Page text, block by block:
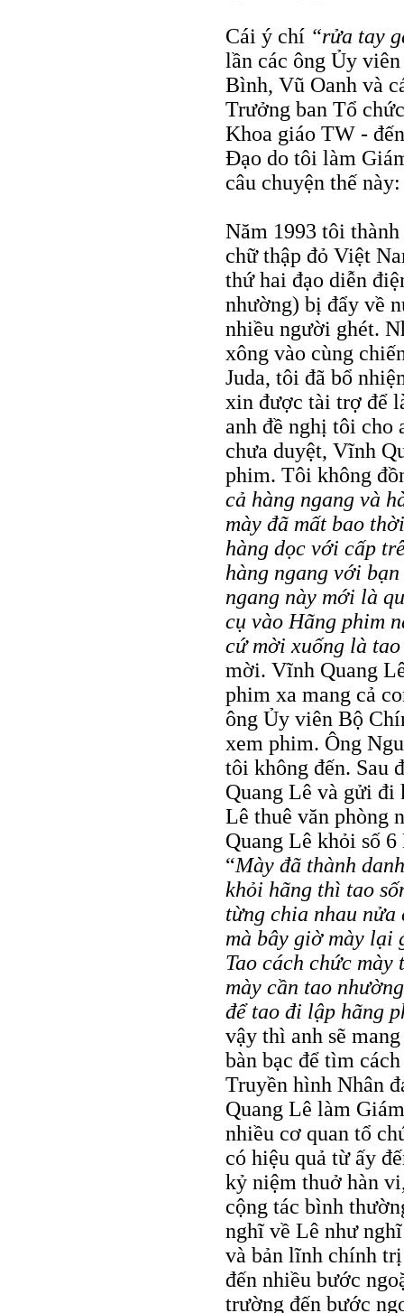
Cái ý chí “rửa tay
lần các ông Ủy
Bình, Vũ Oanh và
Trưởng ban Tổ
Khoa giáo TW -
Ðạo do tôi làm
câu chuyện thế này:
Năm 1993 tôi
chữ thập đỏ Việt
thứ hai đạo diễn
nhường) bị đẩy về
nhiều người ghét.
xông vào cùng
Juda, tôi đã bổ
xin được tài trợ để
anh đề nghị tôi cho
chưa duyệt, Vĩnh
phim. Tôi không
cả hàng ngang và
mày đã mất bao
hàng dọc với cấp
hàng ngang với
ngang này mới là
cụ vào Hãng phim
cứ mời xuống là
mời. Vĩnh Quang
phim xa mang cả
ông Ủy viên Bộ
xem phim. Ông
tôi không đến. Sau
Quang Lê và gửi
Lê thuê văn phòng
Quang Lê khỏi số
“Mày đã thành
khỏi hãng thì tao
từng chia nhau nửa
mà bây giờ mày lại
Tao cách chức
mày cần tao
để tao đi lập hãng
vậy thì anh sẽ
bàn bạc để tìm
Truyền hình Nhân
Quang Lê làm
nhiều cơ quan tổ
có hiệu quả từ ấy
kỷ niệm thuở hàn
cộng tác bình
nghĩ về Lê như
và bản lĩnh chính
đến nhiều bước
trường đến bước